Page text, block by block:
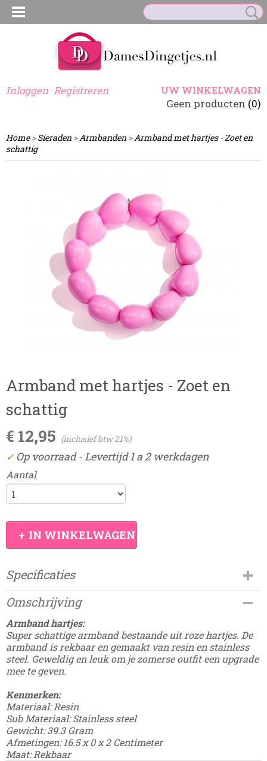
Inloggen Registreren UW WINKELWAGEN
Geen producten (0)
Home>Sieraden >Armbanden >Armband met hartjes - Zoet en
schattig
Armband met hartjes - Zoet en
schattig
€ 12,95 (inclusief btw 21%)
✓ Op voorraad- Levertijd 1 a 2 werkdagen
Aantal
IN WINKELWAGEN
Specificaties
Productcode
Damesdingetjes-208
EAN code
8785350725484
Omschrijving
Armband hartjes:
Super schattige armband bestaande uit roze hartjes. De
armband is rekbaar en gemaakt van resin en stainless
steel. Geweldig en leuk om je zomerse outfit een upgrade
mee te geven.
Kenmerken:
Materiaal: Resin
Sub Materiaal: Stainless steel
Gewicht: 39.3 Gram
Afmetingen: 16.5 x 0 x 2 Centimeter
Maat: Rekbaar